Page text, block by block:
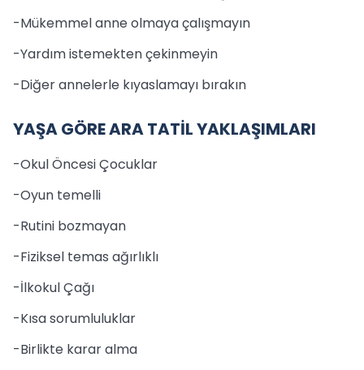
-Mükemmel anne olmaya çalışmayın
-Yardım istemekten çekinmeyin
-Diğer annelerle kıyaslamayı bırakın
YAŞA GÖRE ARA TATİL YAKLAŞIMLARI
-Okul Öncesi Çocuklar
-Oyun temelli
-Rutini bozmayan
-Fiziksel temas ağırlıklı
-İlkokul Çağı
-Kısa sorumluluklar
-Birlikte karar alma